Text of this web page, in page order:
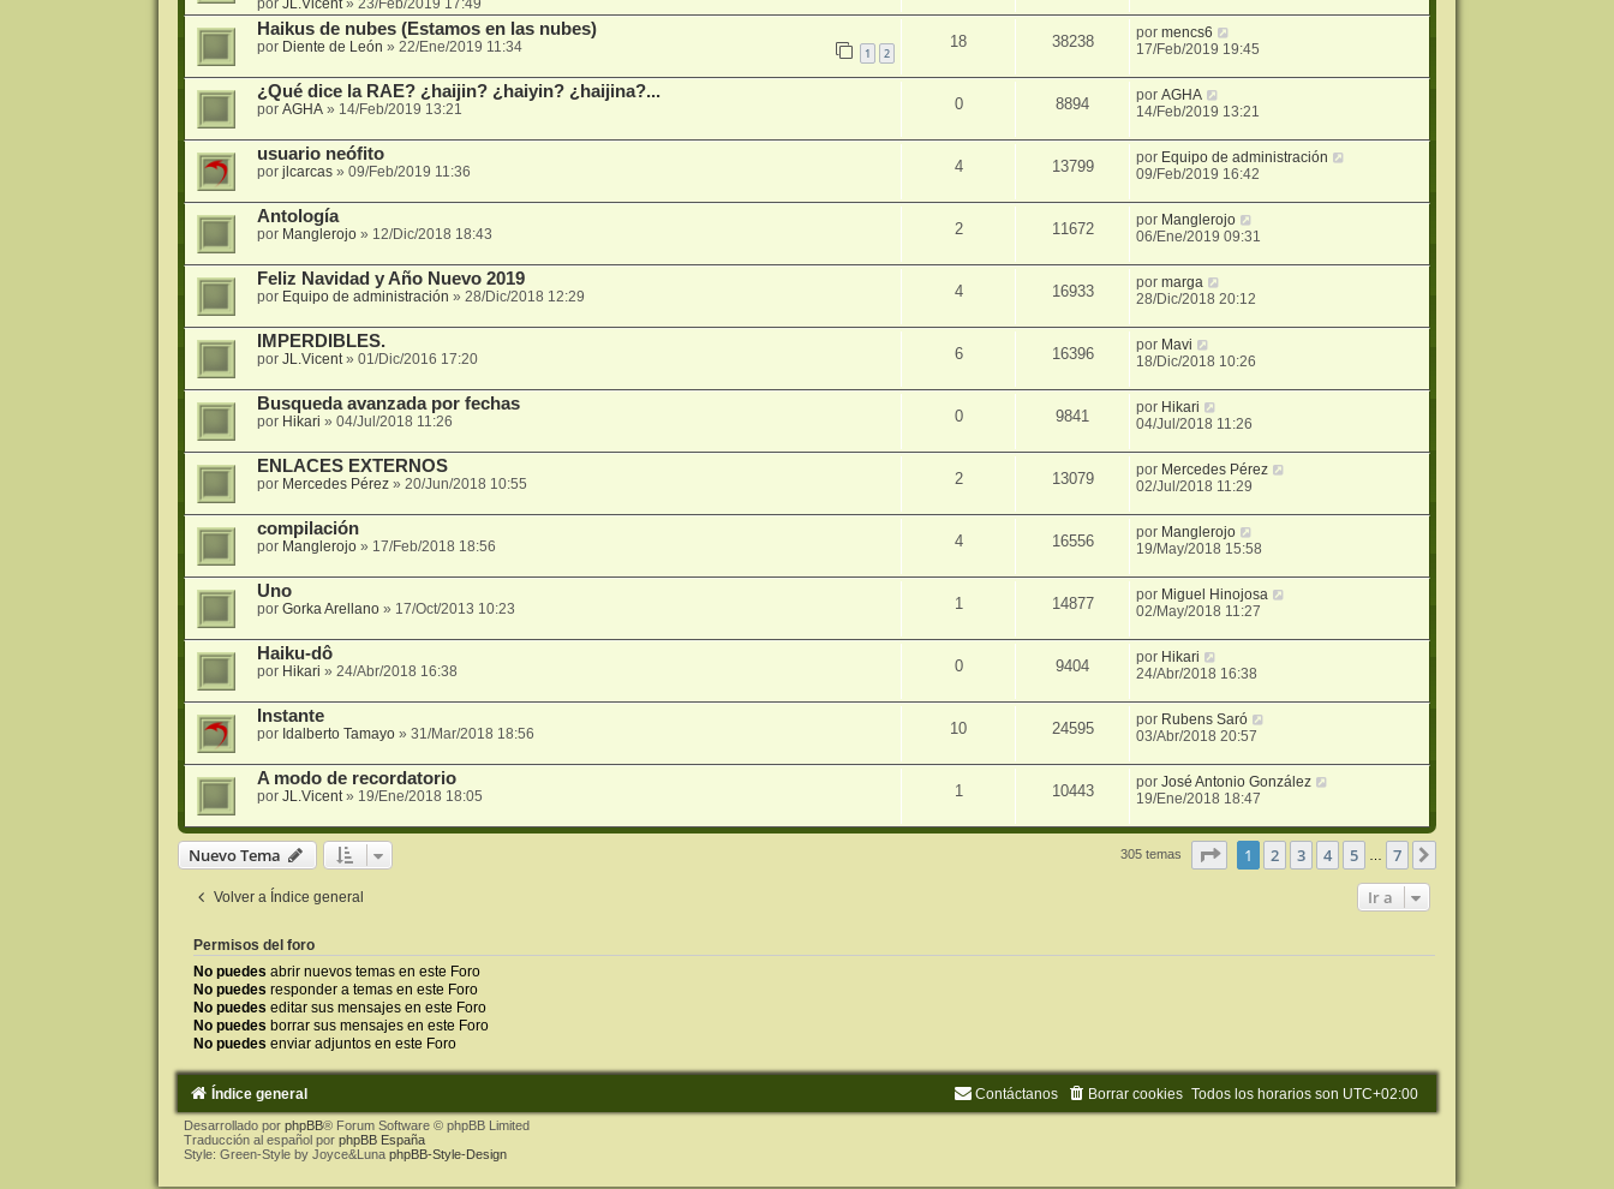
por JL.Vicent» 23/Feb/2019 17:49
Haikus de nubes (Estamos en las nubes)
por Diente de León » 22/Ene/2019 11:34 1 2
18 38238 pormencs6
17/Feb/2019 19:45
¿Qué dice la RAE? ¿haijin? ¿haiyin? ¿haijina?...
por AGHA» 14/Feb/2019 13:21 0 8894 porAGHA
14/Feb/2019 13:21
usuario neófito
por jlcarcas» 09/Feb/2019 11:36 4 13799 por Equipo de administración
09/Feb/2019 16:42
Antología
por Manglerojo» 12/Dic/2018 18:43 2 11672 por Manglerojo
06/Ene/2019 09:31
Feliz Navidad y Año Nuevo 2019
por Equipo de administración » 28/Dic/2018 12:29 4 16933 pormarga
28/Dic/2018 20:12
IMPERDIBLES.
por JL.Vicent» 01/Dic/2016 17:20 6 16396 por Mavi
18/Dic/2018 10:26
Busqueda avanzada por fechas
por Hikari » 04/Jul/2018 11:26 0 9841 por Hikari
04/Jul/2018 11:26
ENLACES EXTERNOS
por Mercedes Pérez» 20/Jun/2018 10:55 2 13079 por Mercedes Pérez
02/Jul/2018 11:29
compilación
por Manglerojo» 17/Feb/2018 18:56 4 16556 por Manglerojo
19/May/2018 15:58
Uno
por Gorka Arellano» 17/Oct/2013 10:23 1 14877 por Miguel Hinojosa
02/May/2018 11:27
Haiku-dô
por Hikari » 24/Abr/2018 16:38 0 9404 por Hikari
24/Abr/2018 16:38
Instante
por Idalberto Tamayo» 31/Mar/2018 18:56 10 24595 por Rubens Saró
03/Abr/2018 20:57
A modo de recordatorio
por JL.Vicent» 19/Ene/2018 18:05 1 10443 porJosé Antonio González
19/Ene/2018 18:47
Nuevo Tema 305 temas Página1 de
1 2 3 4 5 7
Volver a Índice general Ir a
Permisos del foro
No puedes abrir nuevos temas en este Foro
No puedes responder a temas en este Foro
No puedes editar sus mensajes en este Foro
No puedes borrar sus mensajes en este Foro
No puedes enviar adjuntos en este Foro
Índice general Todos los horarios son UTC+02:00
Borrar cookies
Contáctanos
Desarrollado por phpBB® Forum Software © phpBB Limited
Traducción al español por phpBB España
Style: Green-Style by Joyce&Luna phpBB-Style-Design